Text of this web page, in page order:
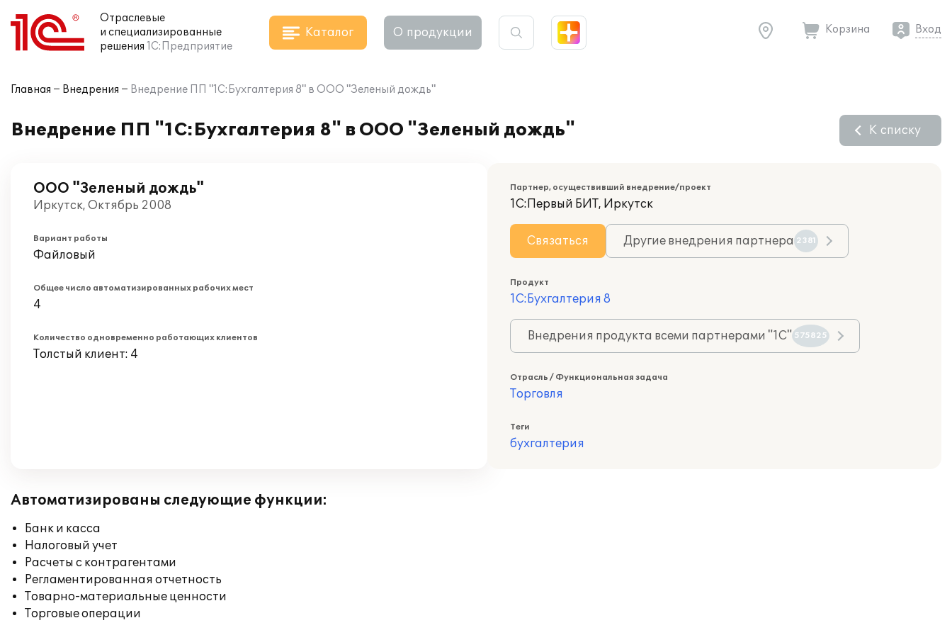
Отраслевые
и специализированные
решения 1С:Предприятие
Каталог О продукции Корзина Вход
Главная Внедрения Внедрение ПП "1С:Бухгалтерия 8" в ООО "Зеленый дождь"
Внедрение ПП "1С:Бухгалтерия 8" в ООО "Зеленый дождь" К списку
ООО "Зеленый дождь"
Иркутск, Октябрь 2008
Вариант работы
Файловый
Общее число автоматизированных рабочих мест
4
Количество одновременно работающих клиентов
Толстый клиент: 4
Партнер, осуществивший внедрение/проект
1С:Первый БИТ, Иркутск
Связаться Другие внедрения партнера 2381
Продукт
1С:Бухгалтерия 8
Внедрения продукта всеми партнерами "1С" 575825
Отрасль / Функциональная задача
Торговля
Теги
бухгалтерия
Автоматизированы следующие функции:
Банк и касса
Налоговый учет
Расчеты с контрагентами
Регламентированная отчетность
Товарно-материальные ценности
Торговые операции